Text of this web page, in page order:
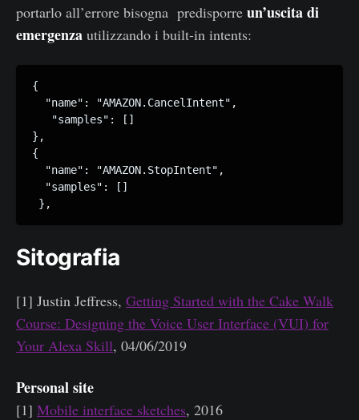
portarlo all’errore bisogna predisporre un’uscita di
emergenza utilizzando i built-in intents:
{
  "name": "AMAZON.CancelIntent",
   "samples": []
},
{
  "name": "AMAZON.StopIntent",
  "samples": []
},
Sitografia
[1] Justin Jeffress, Getting Started with the Cake Walk
Course: Designing the Voice User Interface (VUI) for
Your Alexa Skill, 04/06/2019
Personal site
[1] Mobile interface sketches, 2016